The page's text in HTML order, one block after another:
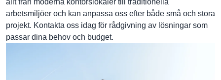
allt från moderna kontorslokaler till traditionella
arbetsmiljöer och kan anpassa oss efter både små och stora
projekt. Kontakta oss idag för rådgivning av lösningar som
passar dina behov och budget.